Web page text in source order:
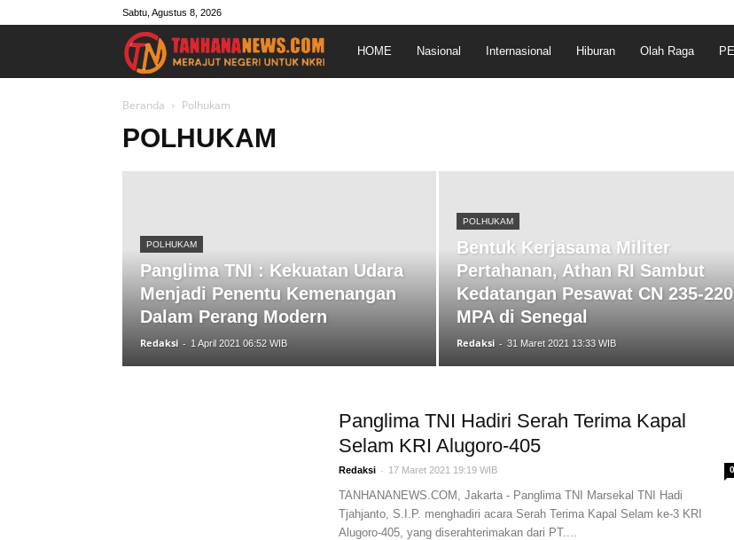
Sabtu, Agustus 8, 2026
Merajut
HOME Nasional Internasional Hiburan Olah Raga
Beranda Polhukam
POLHUKAM
POLHUKAM
Panglima TNI : Kekuatan Udara
Menjadi Penentu Kemenangan
Dalam Perang Modern
Redaksi - 1 April 2021 06:52 WIB
POLHUKAM
Bentuk Kerjasama Militer
Pertahanan, Athan RI Sambut
Kedatangan Pesawat CN 235-220
MPA di Senegal
Redaksi - 31 Maret 2021 13:33 WIB
Panglima TNI Hadiri Serah Terima Kapal
Selam KRI Alugoro-405
Redaksi - 17 Maret 2021 19:19 WIB 0
TANHANANEWS.COM, Jakarta - Panglima TNI Marsekal TNI Hadi
Tjahjanto, S.I.P. menghadiri acara Serah Terima Kapal Selam ke-3 KRI
Alugoro-405, yang diserahterimakan dari PT....